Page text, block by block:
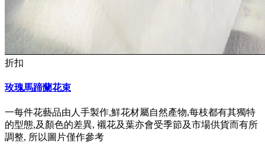
折扣
玫瑰馬蹄蘭花束
一每件花藝品由人手製作,鮮花材屬自然產物,每枝都有其獨特
的型態,及顏色的差異, 襯花及葉亦會受季節及市場供貨而有所
調整, 所以圖片僅作參考